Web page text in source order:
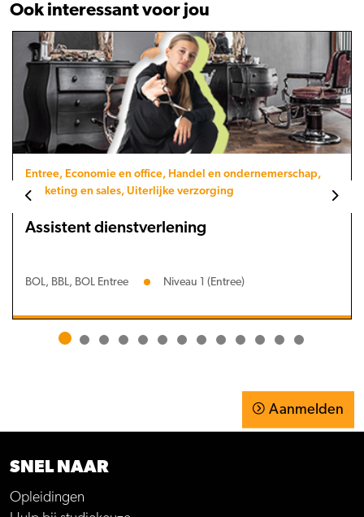
Ook interessant voor jou
Entree, Economie en office, Handel en ondernemerschap,
Marketing en sales, Uiterlijke verzorging
Assistent dienstverlening
BOL, BBL, BOL Entree Niveau 1 (Entree)
Aanmelden
SNEL NAAR
Opleidingen